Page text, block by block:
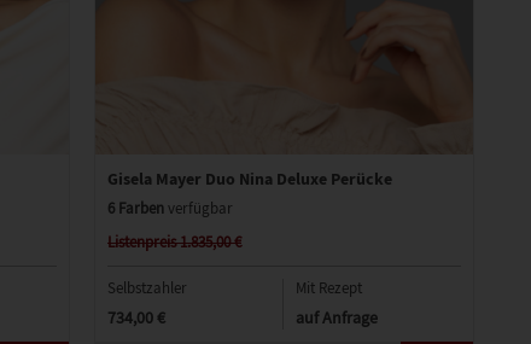
Gisela Mayer Duo Nina Deluxe Perücke
6 Farbenverfügbar
Listenpreis 1.835,00 €
Selbstzahler
734,00 €
Mit Rezept
auf Anfrage